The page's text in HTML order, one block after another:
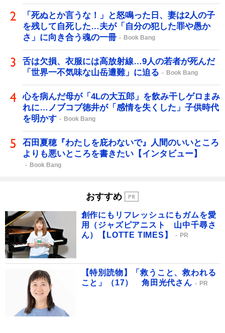
「死ぬとか言うな！」と怒鳴った日、妻は2人の子
を残して自死した…夫が「自分の犯した罪や愚か
さ」に向き合う魂の一冊
Book Bang
舌は欠損、衣服には高放射線…9人の若者が死んだ
「世界一不気味な山岳遭難」に迫る
Book Bang
心を病んだ母が「4Lの大五郎」を飲み干しゲロまみ
れに…ノブコブ徳井が「感情を失くした」子供時代
を明かす
Book Bang
石田夏穂『わたしを庇わないで』人間のいいところ
よりも悪いところを書きたい【インタビュー】
Book Bang
おすすめ
創作にもリフレッシュにもガムを愛
用（ジャズピアニスト 山中千尋さ
ん）【LOTTE TIMES】
PR
【特別読物】「救うこと、救われる
こと」（17） 角田光代さん
PR